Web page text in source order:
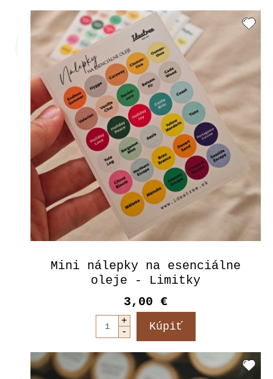
Mini nálepky na esenciálne
oleje - Limitky
3,00 €